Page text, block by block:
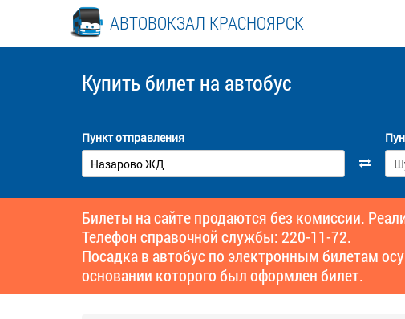
АВТОВОКЗАЛ КРАСНОЯРСК
Купить билет на автобус
Пункт отправления
Билеты на сайте продаются без комиссии.
Телефон справочной службы: 220-11-72.
Посадка в автобус по электронным билетам
основании которого был оформлен билет.